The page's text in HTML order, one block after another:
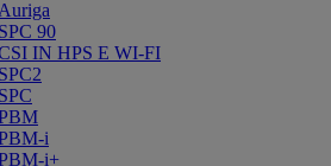
Auriga
SPC 90
IN HPS E WI-FI
SPC2
SPC
i
i+